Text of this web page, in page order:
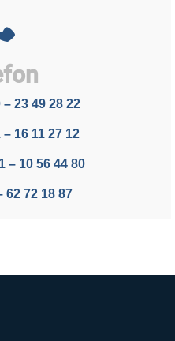
23 49 28 22
16 11 27 12
– 10 56 44 80
62 72 18 87